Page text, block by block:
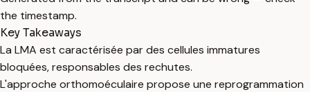
the timestamp.
Key Takeaways
La LMA est caractérisée par des cellules immatures
bloquées, responsables des rechutes.
L'approche orthomoéculaire propose une reprogrammation